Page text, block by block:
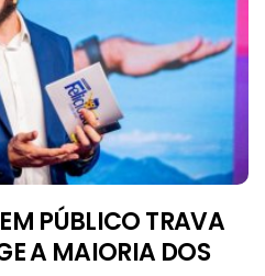
PÚBLICO TRAVA
A MAIORIA DOS